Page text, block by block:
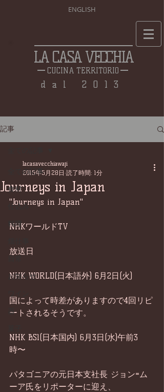
ENGLISH
LA CASA VECCHIA
CUCINA TERRITORIO
dal 2013
記事
全ての記事
食材
仕込み
料理
お知らせ
器
Journeys in Japan
lacasavecchiawaji
2015年5月28日 読了時間: 1分
"Journeys in Japan"
NHKワールドTV
放送日
NHK WORLD(日本語外) 6月2日(火)
国によって時差がありますので4回リピ
ートされるそうです。
NHK BS1(日本国内) 6月3日(水)午前3
時〜
パタゴニアの元日本支社長 ジョン=ム
ーア氏をリポーターに迎え、